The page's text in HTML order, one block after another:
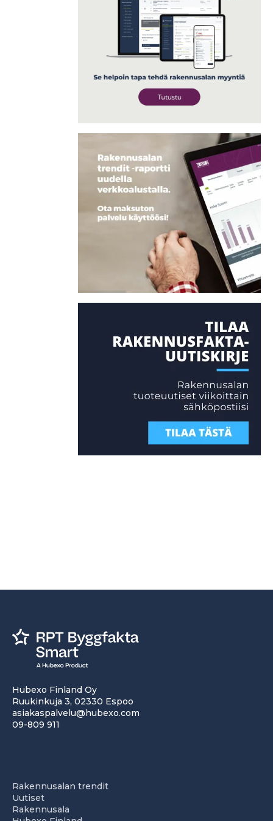
Hubexo Finland Oy
Ruukinkuja 3, 02330 Espoo
asiakaspalvelu@hubexo.com
09-809 911
Rakennusalan trendit
Uutiset
Rakennusala